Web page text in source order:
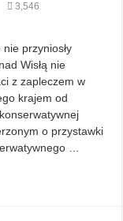
3,546
przyniosły
Wisłą nie
z zapleczem w
krajem od
o przystawki
…